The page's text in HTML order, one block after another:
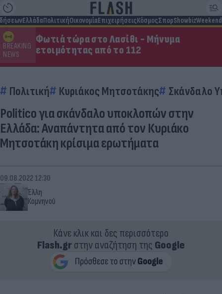
ΕλλάδαΠολιτικήΟικονομίαΕπιχειρήσειςΚόσμοςΣπορShowbizWeekend
BREAKING
NEWS
Φωτιά τώρα στο Λασίθι - Μήνυμα
ετοιμότητας από το 112
Πολιτική Κυριάκος Μητσοτάκης Σκάνδαλο
Politico για σκάνδαλο υποκλοπών στην
Ελλάδα: Αναπάντητα από τον Κυριάκο
Μητσοτάκη κρίσιμα ερωτήματα
Έλλη
Κομνηνού
09.08.2022 12:30
Κάνε κλικ και δες περισσότερο
Flash.grστην αναζήτηση της Google